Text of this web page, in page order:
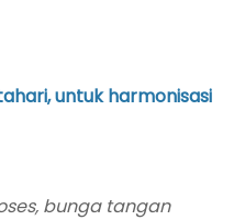
untuk harmonisasi
bunga tangan